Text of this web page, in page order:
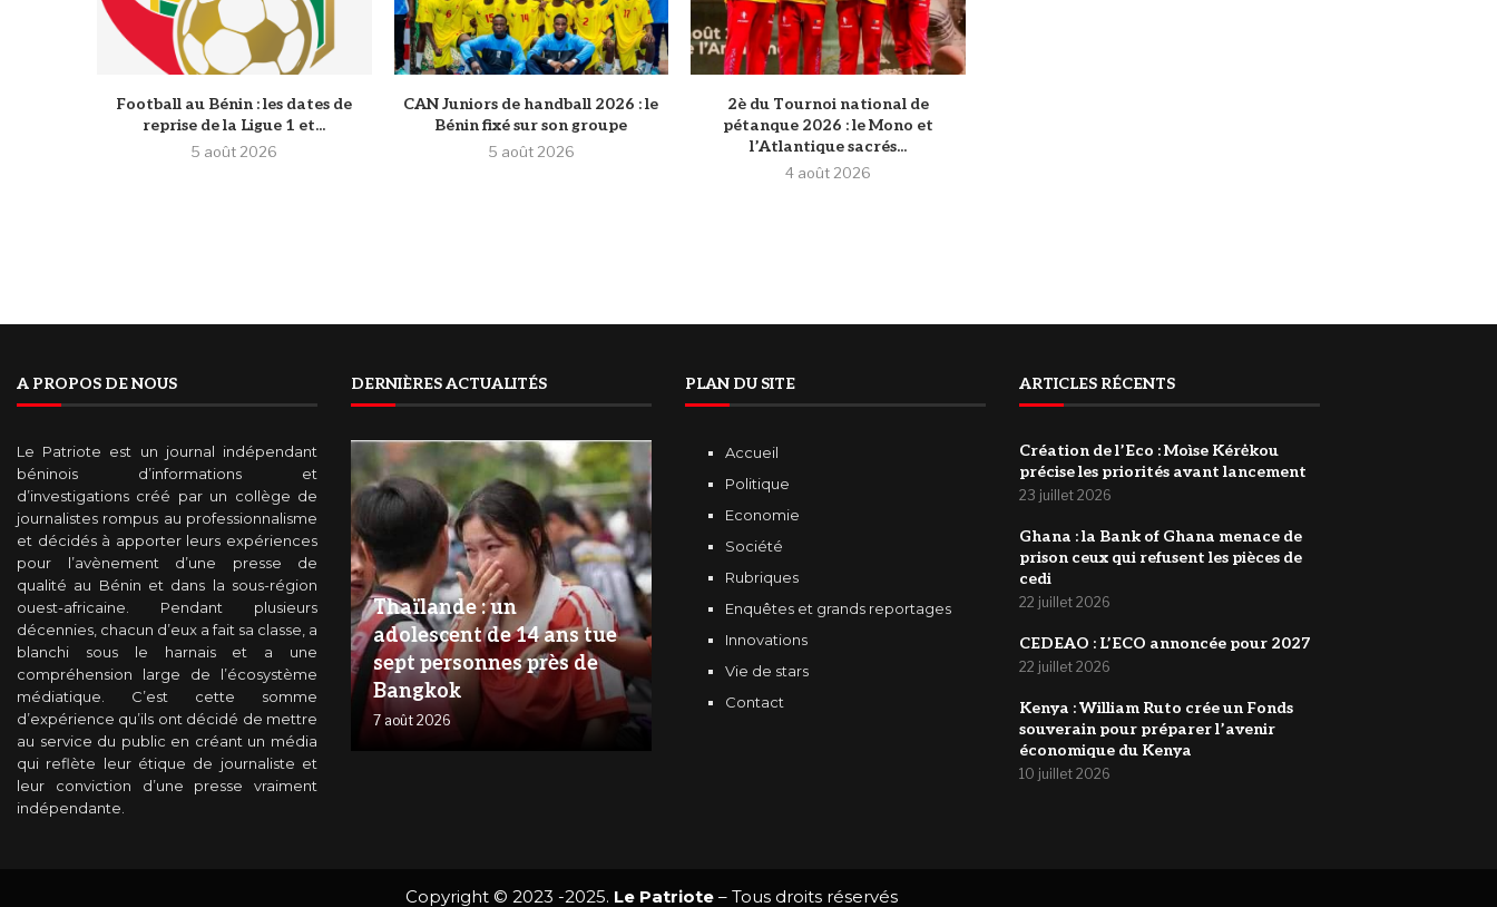
Football au Bénin : les dates de
reprise de la Ligue 1 et...
5 août 2026
CAN Juniors de handball 2026 : le
Bénin fixé sur son groupe
5 août 2026
2è du Tournoi national de
pétanque 2026 : le Mono et
l’Atlantique sacrés...
4 août 2026
A PROPOS DE NOUS
Le Patriote est un journal indépendant
béninois d’informations et
d’investigations créé par un collège de
journalistes rompus au professionnalisme
et décidés à apporter leurs expériences
pour l’avènement d’une presse de
qualité au Bénin et dans la sous-région
ouest-africaine. Pendant plusieurs
décennies, chacun d’eux a fait sa classe, a
blanchi sous le harnais et a une
compréhension large de l’écosystème
médiatique. C’est cette somme
d’expérience qu’ils ont décidé de mettre
au service du public en créant un média
qui reflète leur étique de journaliste et
leur conviction d’une presse vraiment
indépendante.
DERNIÈRES ACTUALITÉS
Thaïlande : un
adolescent de 14 ans tue
sept personnes près de
Bangkok
7 août 2026
PLAN DU SITE
Accueil
Politique
Economie
Société
Rubriques
Enquêtes et grands reportages
Innovations
Vie de stars
Contact
ARTICLES RÉCENTS
Création de l’Eco : Moìse Kérėkou
précise les priorités avant lancement
23 juillet 2026
‎Ghana : la Bank of Ghana menace de
prison ceux qui refusent les pièces de
cedi
22 juillet 2026
‎CEDEAO : L’ECO annoncée pour 2027
22 juillet 2026
Kenya : William Ruto crée un Fonds
souverain pour préparer l’avenir
économique du Kenya
10 juillet 2026
Copyright © 2023 -2025. Le Patriote – Tous droits réservés